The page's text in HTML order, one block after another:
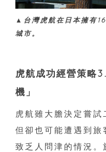
▲台灣虎航在日本擁有
城市。
虎航成功經營策略
機」
虎航雖大膽決定嘗試
但卻也可能遭遇到旅
致乏人問津的情況。